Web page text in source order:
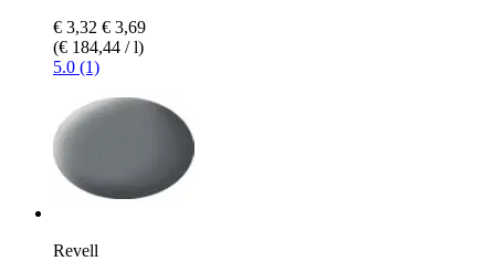
€ 3,32 € 3,69
(€ 184,44 / l)
5.0 (1)
Revell